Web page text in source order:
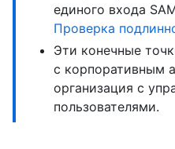
единого входа
Проверка
Эти конечные
с корпоративным
организация с
пользователями.